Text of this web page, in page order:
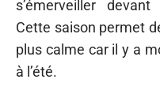
s’émerveiller
Cette saison permet
plus calme car il y a
à l’été.